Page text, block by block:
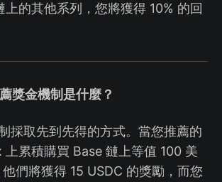
上的其他系列，您將獲得 10% 的回
獎金機制是什麼？
採取先到先得的方式。當您推薦的
累積購買 Base 鏈上等值 100 美
們將獲得 15 USDC 的獎勵，而您